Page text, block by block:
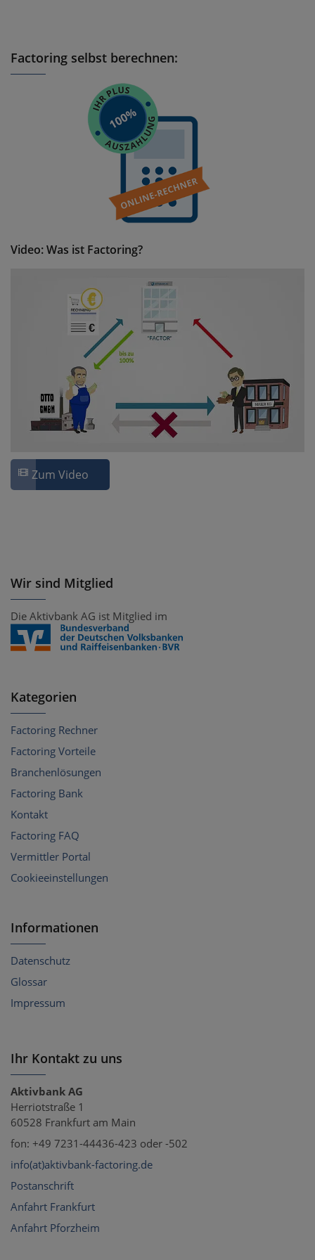
Factoring selbst berechnen:
Video: Was ist Factoring?
Zum Video
Wir sind Mitglied
Die Aktivbank AG ist Mitglied im
Kategorien
Factoring Rechner
Factoring Vorteile
Branchenlösungen
Factoring Bank
Kontakt
Factoring FAQ
Vermittler Portal
Cookieeinstellungen
Informationen
Datenschutz
Glossar
Impressum
Ihr Kontakt zu uns
Aktivbank AG
Herriotstraße 1
60528 Frankfurt am Main
fon: +49 7231-44436-423 oder -502
info(at)aktivbank-factoring.de
Postanschrift
Anfahrt Frankfurt
Anfahrt Pforzheim